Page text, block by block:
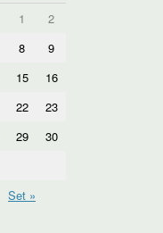
1
2
8
9
15
16
22
23
29
30
Set »